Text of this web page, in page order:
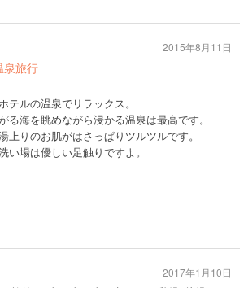
泉旅行
テルの温泉でリラックス。
る海を眺めながら浸かる温泉は最高です。
上りのお肌がはさっぱりツルツルです。
い場は優しい足触りですよ。
2015年8月11日
2017年1月10日